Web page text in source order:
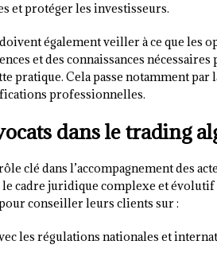
et protéger les investisseurs.
également veiller à ce que les
et des connaissances
pratique. Cela passe notamment par
professionnelles.
dans le trading
clé dans l’accompagnement des
le cadre juridique complexe et
conseiller leurs clients sur :
les régulations nationales et